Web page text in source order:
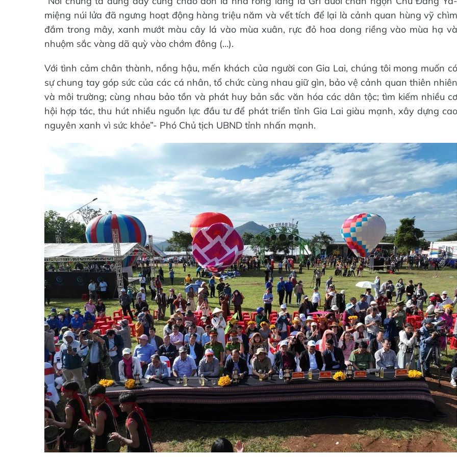
miệng núi lửa đã ngưng hoạt động hàng triệu năm và vết tích để lại là cảnh quan hùng vỹ chìm
đắm trong mây, xanh mướt màu cây lá vào mùa xuân, rực đỏ hoa dong riềng vào mùa hạ và
nhuộm sắc vàng dã quỳ vào chớm đông (…).
Với tình cảm chân thành, nồng hậu, mến khách của người con Gia Lai, chúng tôi mong muốn có
sự chung tay góp sức của các cá nhân, tổ chức cùng nhau giữ gìn, bảo vệ cảnh quan thiên nhiên
và môi trường; cùng nhau bảo tồn và phát huy bản sắc văn hóa các dân tộc; tìm kiếm nhiều cơ
hội hợp tác, thu hút nhiều nguồn lực đầu tư để phát triển tỉnh Gia Lai giàu mạnh, xây dựng cao
nguyên xanh vì sức khỏe”- Phó Chủ tịch UBND tỉnh nhấn mạnh.